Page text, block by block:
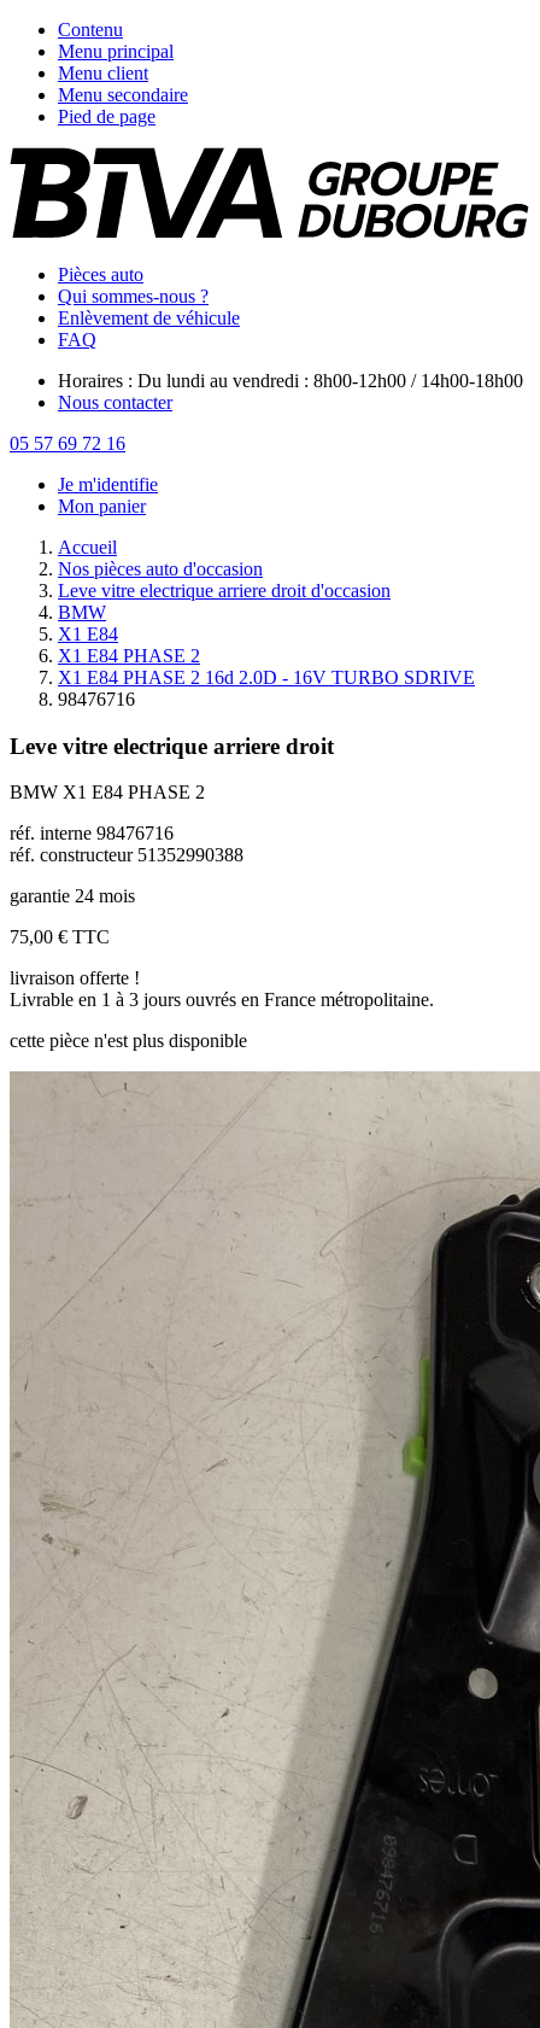
Contenu
Menu principal
Menu client
Menu secondaire
Pied de page
Pièces auto
Qui sommes-nous ?
Enlèvement de véhicule
FAQ
Horaires : Du lundi au vendredi : 8h00-12h00 / 14h00-18h00
Nous contacter
05 57 69 72 16
Je m'identifie
Mon panier
Accueil
Nos pièces auto d'occasion
Leve vitre electrique arriere droit d'occasion
BMW
X1 E84
X1 E84 PHASE 2
X1 E84 PHASE 2 16d 2.0D - 16V TURBO SDRIVE
98476716
Leve vitre electrique arriere droit
BMW X1 E84 PHASE 2
réf. interne 98476716
réf. constructeur 51352990388
garantie 24 mois
75,00 € TTC
livraison offerte !
Livrable en 1 à 3 jours ouvrés en France métropolitaine.
cette pièce n'est plus disponible